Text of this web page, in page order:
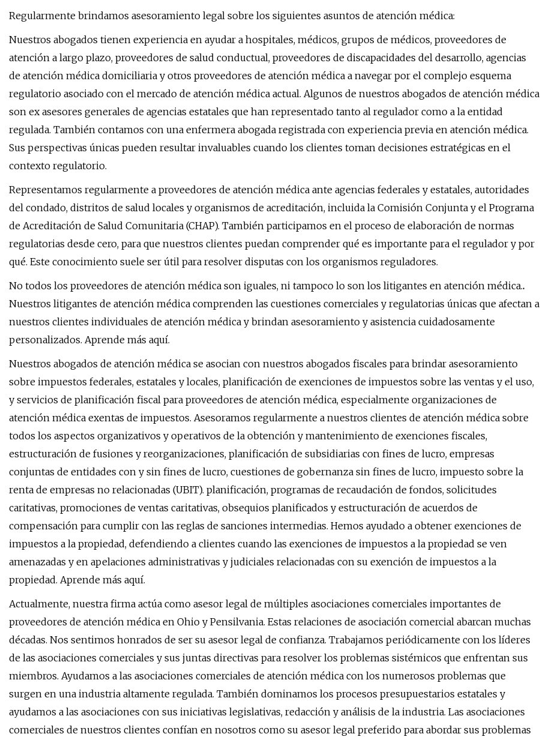
Regularmente brindamos asesoramiento legal sobre los siguientes asuntos de atención médica:
Nuestros abogados tienen experiencia en ayudar a hospitales, médicos, grupos de médicos, proveedores de
atención a largo plazo, proveedores de salud conductual, proveedores de discapacidades del desarrollo, agencias
de atención médica domiciliaria y otros proveedores de atención médica a navegar por el complejo esquema
regulatorio asociado con el mercado de atención médica actual. Algunos de nuestros abogados de atención médica
son ex asesores generales de agencias estatales que han representado tanto al regulador como a la entidad
regulada. También contamos con una enfermera abogada registrada con experiencia previa en atención médica.
Sus perspectivas únicas pueden resultar invaluables cuando los clientes toman decisiones estratégicas en el
contexto regulatorio.
Representamos regularmente a proveedores de atención médica ante agencias federales y estatales, autoridades
del condado, distritos de salud locales y organismos de acreditación, incluida la Comisión Conjunta y el Programa
de Acreditación de Salud Comunitaria (CHAP). También participamos en el proceso de elaboración de normas
regulatorias desde cero, para que nuestros clientes puedan comprender qué es importante para el regulador y por
qué. Este conocimiento suele ser útil para resolver disputas con los organismos reguladores.
No todos los proveedores de atención médica son iguales, ni tampoco lo son los litigantes en atención médica..
Nuestros litigantes de atención médica comprenden las cuestiones comerciales y regulatorias únicas que afectan a
nuestros clientes individuales de atención médica y brindan asesoramiento y asistencia cuidadosamente
personalizados. Aprende más aquí.
Nuestros abogados de atención médica se asocian con nuestros abogados fiscales para brindar asesoramiento
sobre impuestos federales, estatales y locales, planificación de exenciones de impuestos sobre las ventas y el uso,
y servicios de planificación fiscal para proveedores de atención médica, especialmente organizaciones de
atención médica exentas de impuestos. Asesoramos regularmente a nuestros clientes de atención médica sobre
todos los aspectos organizativos y operativos de la obtención y mantenimiento de exenciones fiscales,
estructuración de fusiones y reorganizaciones, planificación de subsidiarias con fines de lucro, empresas
conjuntas de entidades con y sin fines de lucro, cuestiones de gobernanza sin fines de lucro, impuesto sobre la
renta de empresas no relacionadas (UBIT). planificación, programas de recaudación de fondos, solicitudes
caritativas, promociones de ventas caritativas, obsequios planificados y estructuración de acuerdos de
compensación para cumplir con las reglas de sanciones intermedias. Hemos ayudado a obtener exenciones de
impuestos a la propiedad, defendiendo a clientes cuando las exenciones de impuestos a la propiedad se ven
amenazadas y en apelaciones administrativas y judiciales relacionadas con su exención de impuestos a la
propiedad. Aprende más aquí.
Actualmente, nuestra firma actúa como asesor legal de múltiples asociaciones comerciales importantes de
proveedores de atención médica en Ohio y Pensilvania. Estas relaciones de asociación comercial abarcan muchas
décadas. Nos sentimos honrados de ser su asesor legal de confianza. Trabajamos periódicamente con los líderes
de las asociaciones comerciales y sus juntas directivas para resolver los problemas sistémicos que enfrentan sus
miembros. Ayudamos a las asociaciones comerciales de atención médica con los numerosos problemas que
surgen en una industria altamente regulada. También dominamos los procesos presupuestarios estatales y
ayudamos a las asociaciones con sus iniciativas legislativas, redacción y análisis de la industria. Las asociaciones
comerciales de nuestros clientes confían en nosotros como su asesor legal preferido para abordar sus problemas